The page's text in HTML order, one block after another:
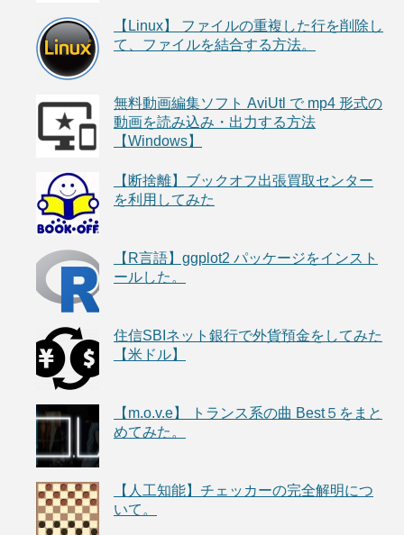
【Linux】 ファイルの重複した行を削除し
て、ファイルを結合する方法。
無料動画編集ソフト AviUtl で mp4 形式の
動画を読み込み・出力する方法
【Windows】
【断捨離】ブックオフ出張買取センター
を利用してみた
【R言語】ggplot2 パッケージをインスト
ールした。
住信SBIネット銀行で外貨預金をしてみた
【米ドル】
【m.o.v.e】 トランス系の曲 Best５をまと
めてみた。
【人工知能】チェッカーの完全解明につ
いて。